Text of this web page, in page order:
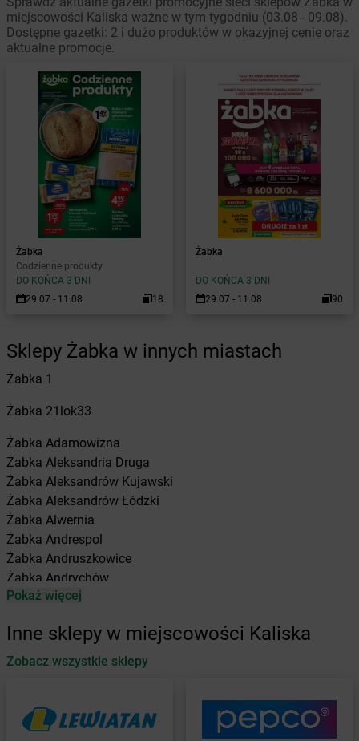
miejscowości Kaliska ważne w tym tygodniu (03.08 - 09.08).
Dostępne gazetki: 2 i dużo produktów w okazyjnej cenie oraz
aktualne promocje.
Żabka
Codzienne produkty
DO KOŃCA 3 DNI
29.07 - 11.08
18
Żabka
DO KOŃCA 3 DNI
29.07 - 11.08
90
Sklepy Żabka w innych miastach
Żabka 1
Żabka 21lok33
Żabka Adamowizna
Żabka Aleksandria Druga
Żabka Aleksandrów Kujawski
Żabka Aleksandrów Łódzki
Żabka Alwernia
Żabka Andrespol
Żabka Andruszkowice
Żabka Andrychów
Żabka Antonie
Żabka Automat
Żabka Babica
Żabka Babimost
Żabka Baborów
Pokaż więcej
Inne sklepy w miejscowości Kaliska
Zobacz wszystkie sklepy